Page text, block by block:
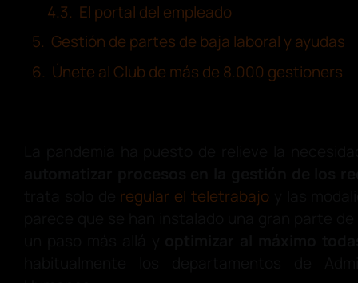
El portal del empleado
Gestión de partes de baja laboral y ayudas
Únete al Club de más de 8.000 gestioners
regular el teletrabajo